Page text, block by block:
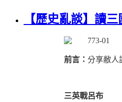
【歷史亂談】讀三
前言： 分享敝人
三英戰呂布